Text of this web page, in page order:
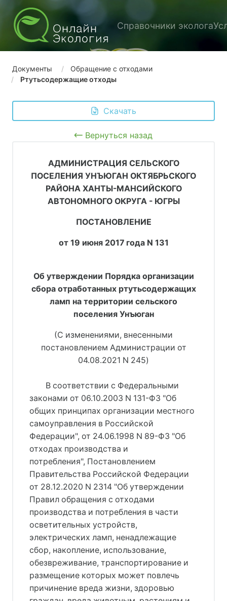
Справочники эколога
Документы
Обращение с отходами
Ртутьсодержащие отходы
Скачать
Вернуться назад
АДМИНИСТРАЦИЯ СЕЛЬСКОГО
ПОСЕЛЕНИЯ УНЪЮГАН ОКТЯБРЬСКОГО
РАЙОНА ХАНТЫ-МАНСИЙСКОГО
АВТОНОМНОГО ОКРУГА - ЮГРЫ
ПОСТАНОВЛЕНИЕ
от 19 июня 2017 года N 131
Об утверждении Порядка организации
сбора отработанных ртутьсодержащих
ламп на территории сельского
поселения Унъюган
(С изменениями, внесенными
постановлением Администрации от
04.08.2021 N 245)
В соответствии с Федеральными
законами от 06.10.2003 N 131-ФЗ "Об
общих принципах организации местного
самоуправления в Российской
Федерации", от 24.06.1998 N 89-ФЗ "Об
отходах производства и
потребления", Постановлением
Правительства Российской Федерации
от 28.12.2020 N 2314 "Об утверждении
Правил обращения с отходами
производства и потребления в части
осветительных устройств,
электрических ламп, ненадлежащие
сбор, накопление, использование,
обезвреживание, транспортирование и
размещение которых может повлечь
причинение вреда жизни, здоровью